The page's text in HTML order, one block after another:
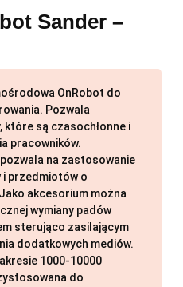
Sander –
OnRobot do
Pozwala
są czasochłonne i
pracowników.
na zastosowanie
i przedmiotów o
akcesorium można
wymiany padów
sterująco zasilającym
dodatkowych mediów.
1000-10000
do